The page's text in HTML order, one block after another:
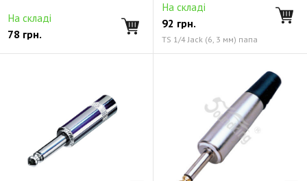
На складі
78 грн.
На складі
92 грн.
TS 1/4 Jack (6, 3 мм) папа